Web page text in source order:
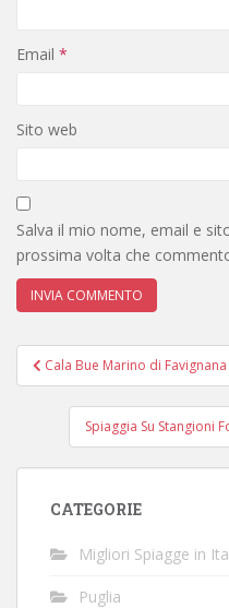
Email *
Sito web
Salva il mio nome, email e
prossima volta che
Navigazione
articoli
Cala Bue Marino di
Spiaggia Su Stangioni
CATEGORIE
Migliori Spiagge in
Puglia